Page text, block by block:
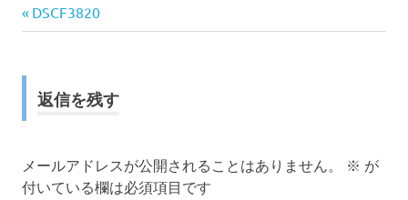
投
ナ
ゲ
前
の
DSCF3820
返信を残す
メールアドレスが公開されることはありません。 ※ が
付いている欄は必須項目です